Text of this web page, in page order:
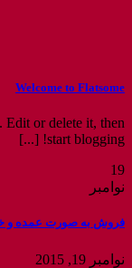
Welcome to Flatsome
Edit or delete it, then
start blogging! [...]
19
نوامبر
فروش به صورت عمده و
نوامبر 19, 2015